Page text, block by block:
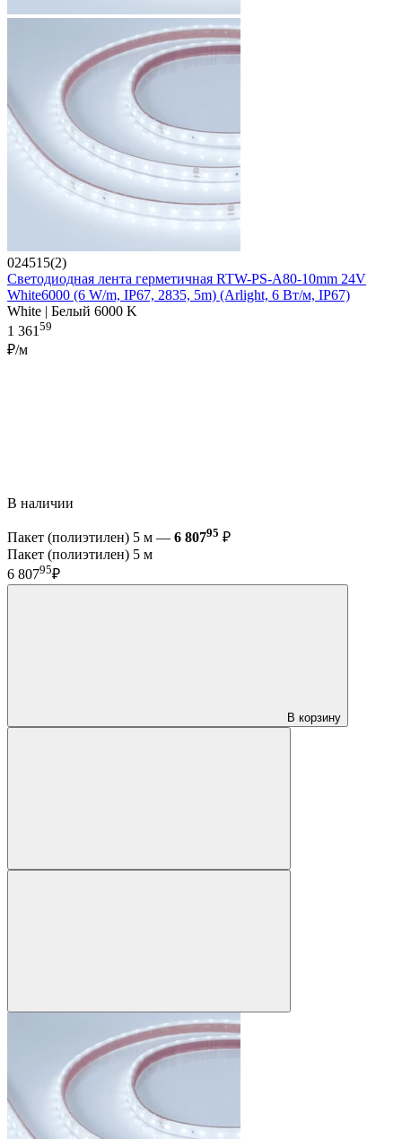
024515(2)
Светодиодная лента герметичная RTW-PS-A80-10mm 24V
White6000 (6 W/m, IP67, 2835, 5m) (Arlight, 6 Вт/м, IP67)
White | Белый 6000 K
1 361 59
₽/м
В наличии
Пакет (полиэтилен) 5 м — 6 80795 ₽
Пакет (полиэтилен) 5 м
6 80795₽
В корзину